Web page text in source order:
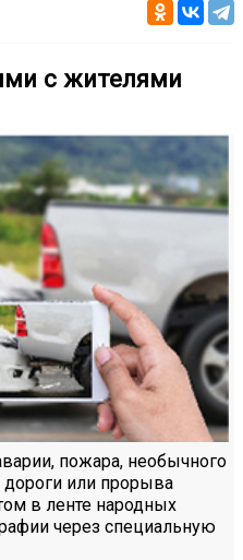
с жителями
пожара, необычного
дороги или прорыва
в ленте народных
через специальную